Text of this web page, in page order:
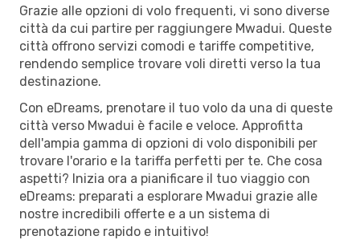
Grazie alle opzioni di volo frequenti, vi sono diverse
città da cui partire per raggiungere Mwadui. Queste
città offrono servizi comodi e tariffe competitive,
rendendo semplice trovare voli diretti verso la tua
destinazione.
Con eDreams, prenotare il tuo volo da una di queste
città verso Mwadui è facile e veloce. Approfitta
dell'ampia gamma di opzioni di volo disponibili per
trovare l'orario e la tariffa perfetti per te. Che cosa
aspetti? Inizia ora a pianificare il tuo viaggio con
eDreams: preparati a esplorare Mwadui grazie alle
nostre incredibili offerte e a un sistema di
prenotazione rapido e intuitivo!